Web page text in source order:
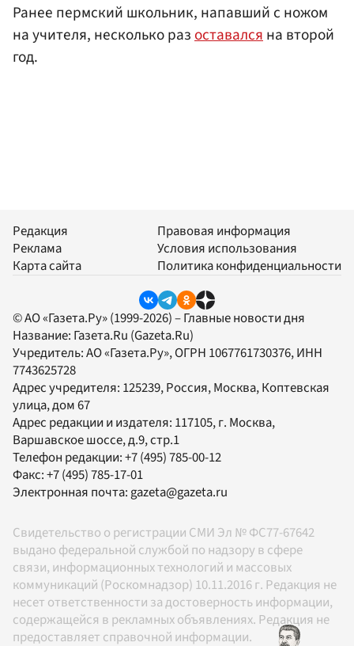
Ранее пермский школьник, напавший с ножом
на учителя, несколько разоставалсяна второй
год.
Редакция
Реклама
Карта сайта
Правовая информация
Условия использования
Политика конфиденциальности
© АО «Газета.Ру» (1999-2026) – Главные новости дня
Название: Газета.Ru (Gazeta.Ru)
Учредитель:АО «Газета.Ру», ОГРН 1067761730376, ИНН
7743625728
Адрес учредителя: 125239, Россия, Москва, Коптевская
улица, дом 67
Адрес редакции и издателя: 117105, г. Москва,
Варшавское шоссе, д.9, стр.1
Телефон редакции:+7 (495) 785-00-12
Факс:+7 (495) 785-17-01
Электронная почта:gazeta@gazeta.ru
Свидетельство о регистрации СМИ Эл № ФС77-67642
выдано федеральной службой по надзору в сфере
связи, информационных технологий и массовых
коммуникаций (Роскомнадзор) 10.11.2016 г. Редакция не
несет ответственности за достоверность информации,
содержащейся в рекламных объявлениях. Редакция не
предоставляет справочной информации.